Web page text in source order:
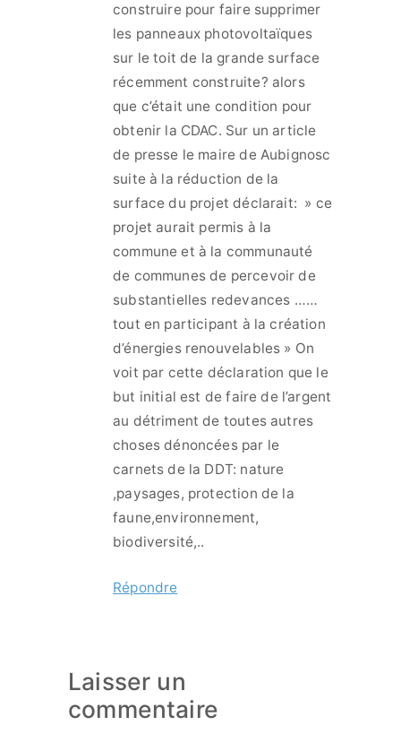
construire pour faire supprimer
les panneaux photovoltaïques
sur le toit de la grande surface
récemment construite? alors
que c’était une condition pour
obtenir la CDAC. Sur un article
de presse le maire de Aubignosc
suite à la réduction de la
surface du projet déclarait: » ce
projet aurait permis à la
commune et à la communauté
de communes de percevoir de
substantielles redevances ……
tout en participant à la création
d’énergies renouvelables » On
voit par cette déclaration que le
but initial est de faire de l’argent
au détriment de toutes autres
choses dénoncées par le
carnets de la DDT: nature
,paysages, protection de la
faune,environnement,
biodiversité,..
Répondre
Laisser un
commentaire